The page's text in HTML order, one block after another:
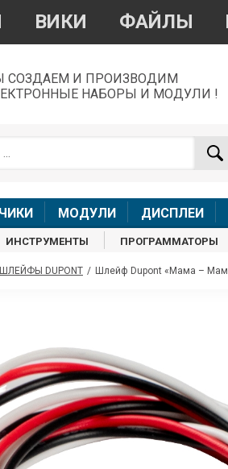
ВИКИ ФАЙЛЫ
СОЗДАЕМ И ПРОИЗВОДИМ
НАБОРЫ И МОДУЛИ !
МОДУЛИ ДИСПЛЕИ
ИНСТРУМЕНТЫ ПРОГРАММАТОРЫ
ШЛЕЙФЫ DUPONT / Шлейф Dupont «Мама –
По
звонки и